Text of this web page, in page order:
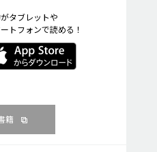
タブレットや
トフォンで読める！
籍